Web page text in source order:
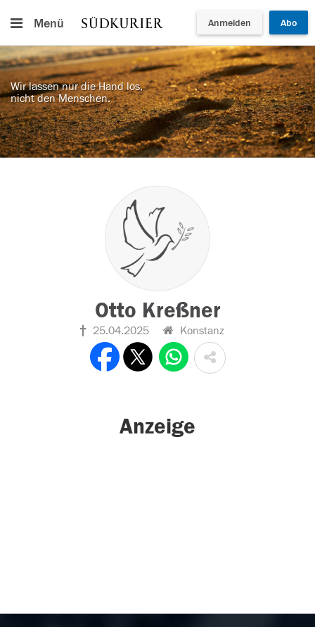
Menü Anmelden Abo
Wir lassen nur die Hand los,
nicht den Menschen.
Otto Kreßner
25.04.2025 Konstanz
Anzeige